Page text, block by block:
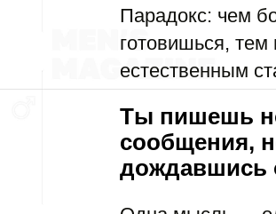
Парадокс: чем
готовишься, тем
естественным
Ты пишешь
сообщения,
дождавшись